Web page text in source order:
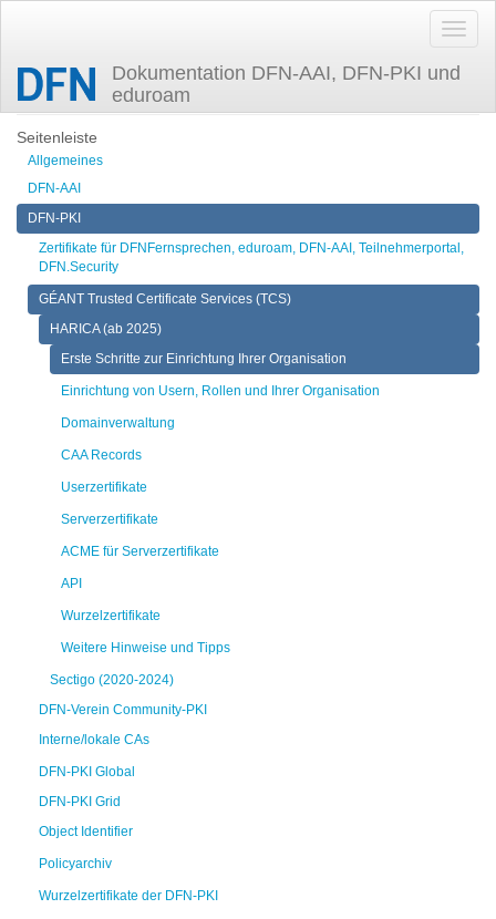
Dokumentation DFN-AAI, DFN-PKI und
eduroam
Zuletzt angesehen ersteschritte
Seitenleiste
Allgemeines
DFN-AAI
DFN-PKI
Zertifikate für DFNFernsprechen, eduroam, DFN-AAI, Teilnehmerportal,
DFN.Security
GÉANT Trusted Certificate Services (TCS)
HARICA (ab 2025)
Erste Schritte zur Einrichtung Ihrer Organisation
Einrichtung von Usern, Rollen und Ihrer Organisation
Domainverwaltung
CAA Records
Userzertifikate
Serverzertifikate
ACME für Serverzertifikate
API
Wurzelzertifikate
Weitere Hinweise und Tipps
Sectigo (2020-2024)
DFN-Verein Community-PKI
Interne/lokale CAs
DFN-PKI Global
DFN-PKI Grid
Object Identifier
Policyarchiv
Wurzelzertifikate der DFN-PKI